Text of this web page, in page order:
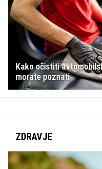
Kako očistiti
morate poznati
ZDRAVJE